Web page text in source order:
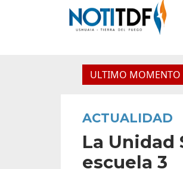
ULTIMO MOMENTO
la Propiedad Privada Leolabs:
ACTUALIDAD
La Unidad
escuela 3